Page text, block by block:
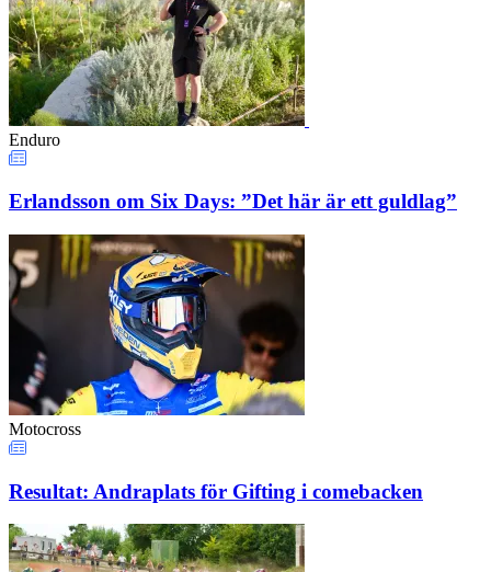
Enduro
Erlandsson om Six Days: ”Det här är ett guldlag”
Motocross
Resultat: Andraplats för Gifting i comebacken